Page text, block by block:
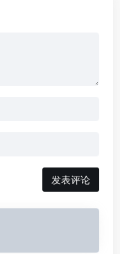
发表评论